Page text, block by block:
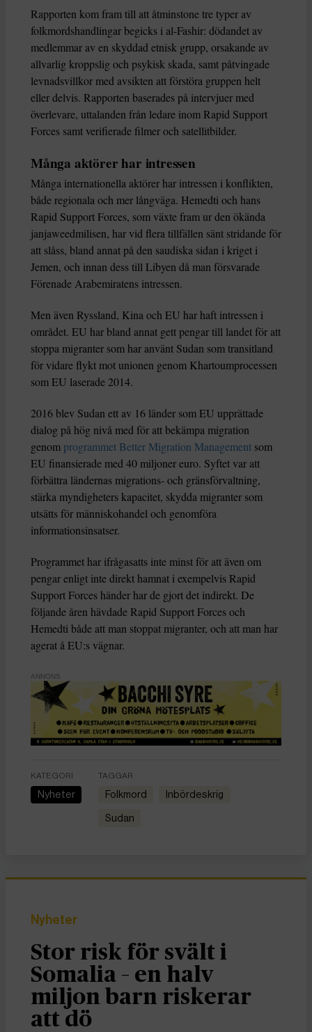
Rapporten kom fram till att åtminstone tre typer av
folkmordshandlingar begicks i al-Fashir: dödandet av
medlemmar av en skyddad etnisk grupp, orsakande av
allvarlig kroppslig och psykisk skada, samt påtvingade
levnadsvillkor med avsikten att förstöra gruppen helt
eller delvis. Rapporten baserades på intervjuer med
överlevare, uttalanden från ledare inom Rapid Support
Forces samt verifierade filmer och satellitbilder.
Många aktörer har intressen
Många internationella aktörer har intressen i konflikten,
både regionala och mer långväga. Hemedti och hans
Rapid Support Forces, som växte fram ur den ökända
janjaweedmilisen, har vid flera tillfällen sänt stridande för
att slåss, bland annat på den saudiska sidan i kriget i
Jemen, och innan dess till Libyen då man försvarade
Förenade Arabemiratens intressen.
Men även Ryssland, Kina och EU har haft intressen i
området. EU har bland annat gett pengar till landet för att
stoppa migranter som har använt Sudan som transitland
för vidare flykt mot unionen genom Khartoumprocessen
som EU laserade 2014.
2016 blev Sudan ett av 16 länder som EU upprättade
dialog på hög nivå med för att bekämpa migration
genom programmet Better Migration Management som
EU finansierade med 40 miljoner euro. Syftet var att
förbättra ländernas migrations- och gränsförvaltning,
stärka myndigheters kapacitet, skydda migranter som
utsätts för människohandel och genomföra
informationsinsatser.
Programmet har ifrågasatts inte minst för att även om
pengar enligt inte direkt hamnat i exempelvis Rapid
Support Forces händer har de gjort det indirekt. De
följande åren hävdade Rapid Support Forces och
Hemedti både att man stoppat migranter, och att man har
agerat å EU:s vägnar.
ANNONS
KATEGORI
Nyheter
TAGGAR
folkmord inbördeskrig
Sudan
Nyheter
Stor risk för svält i
Somalia – en halv
miljon barn riskerar
att dö